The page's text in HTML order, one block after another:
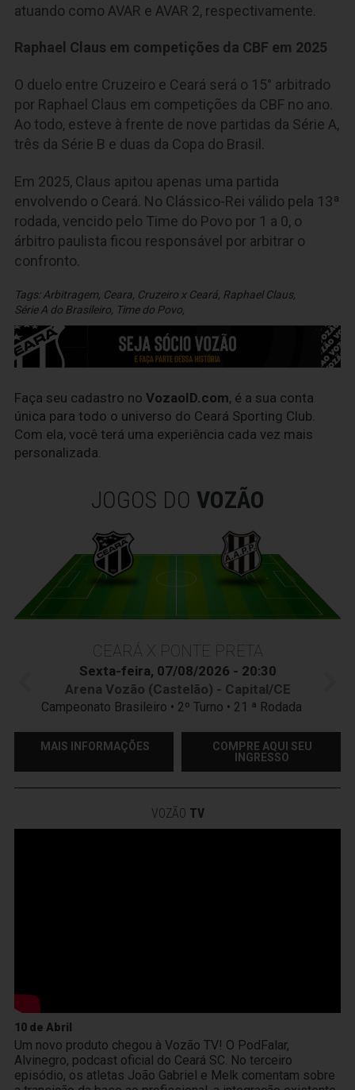
atuando como AVAR e AVAR 2, respectivamente.
Raphael Claus em competições da CBF em 2025
O duelo entre Cruzeiro e Ceará será o 15° arbitrado
por Raphael Claus em competições da CBF no ano.
Ao todo, esteve à frente de nove partidas da Série A,
três da Série B e duas da Copa do Brasil.
Em 2025, Claus apitou apenas uma partida
envolvendo o Ceará. No Clássico-Rei válido pela 13ª
rodada, vencido pelo Time do Povo por 1 a 0, o
árbitro paulista ficou responsável por arbitrar o
confronto.
Tags:Arbitragem, Ceara, Cruzeiro x Ceará, Raphael Claus,
Série A do Brasileiro, Time do Povo,
Faça seu cadastro no VozaoID.com, é a sua conta
única para todo o universo do Ceará Sporting Club.
Com ela, você terá uma experiência cada vez mais
personalizada.
JOGOS DO VOZÃO
CEARÁ X PONTE PRETA
Sexta-feira, 07/08/2026 - 20:30
Arena Vozão (Castelão) - Capital/CE
Campeonato Brasileiro • 2º Turno • 21 ª Rodada
MAIS INFORMAÇÕES
COMPRE AQUI SEU
INGRESSO
VOZÃO TV
10 de Abril
Um novo produto chegou à Vozão TV! O PodFalar,
Alvinegro, podcast oficial do Ceará SC. No terceiro
episódio, os atletas João Gabriel e Melk comentam sobre